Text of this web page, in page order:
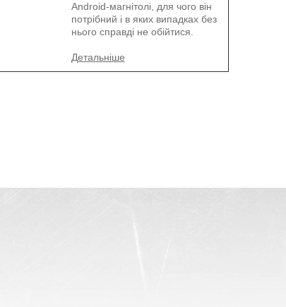
Android-магнітолі, для чого він
потрібний і в яких випадках без
нього справді не обійтися.